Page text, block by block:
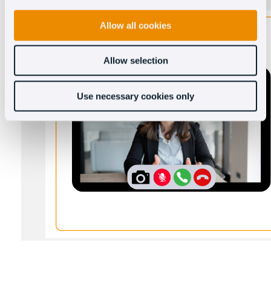
Allow all cookies
Allow selection
Use necessary cookies only